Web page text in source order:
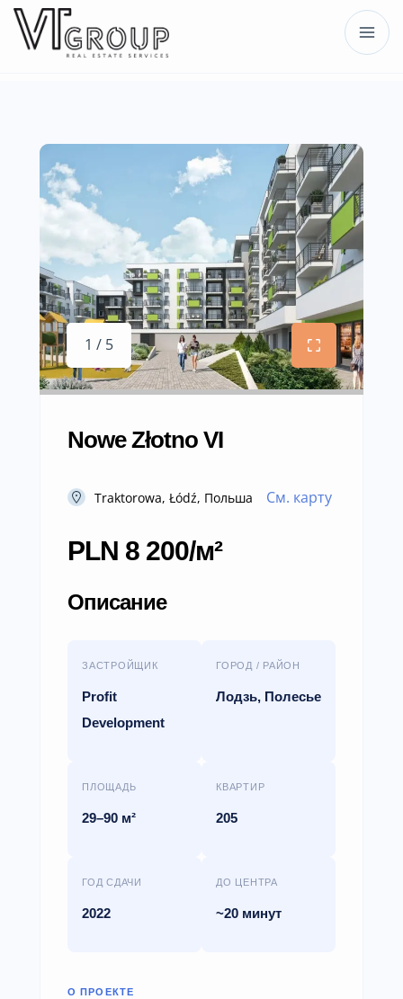
1 / 5
Nowe Złotno VI
Traktorowa, Łódź, Польша См. карту
PLN 8 200/м²
Описание
ЗАСТРОЙЩИК
Profit
Development
ГОРОД / РАЙОН
Лодзь, Полесье
ПЛОЩАДЬ
29–90 м²
КВАРТИР
205
ГОД СДАЧИ
2022
ДО ЦЕНТРА
~20 минут
О ПРОЕКТЕ